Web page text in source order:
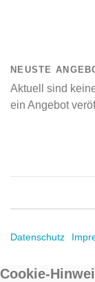
NEUSTE
Aktuell sind
ein Angebot
Datenschutz
Cookie-